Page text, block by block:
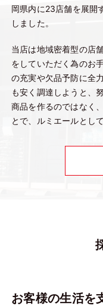
岡県内に23店舗を展開
しました。
当店は地域密着型の店
をしていただく為のお
の充実や欠品予防に全
も安く調達しようと、
商品を作るのではなく
とで、ルミエールとし
お客様の生活を